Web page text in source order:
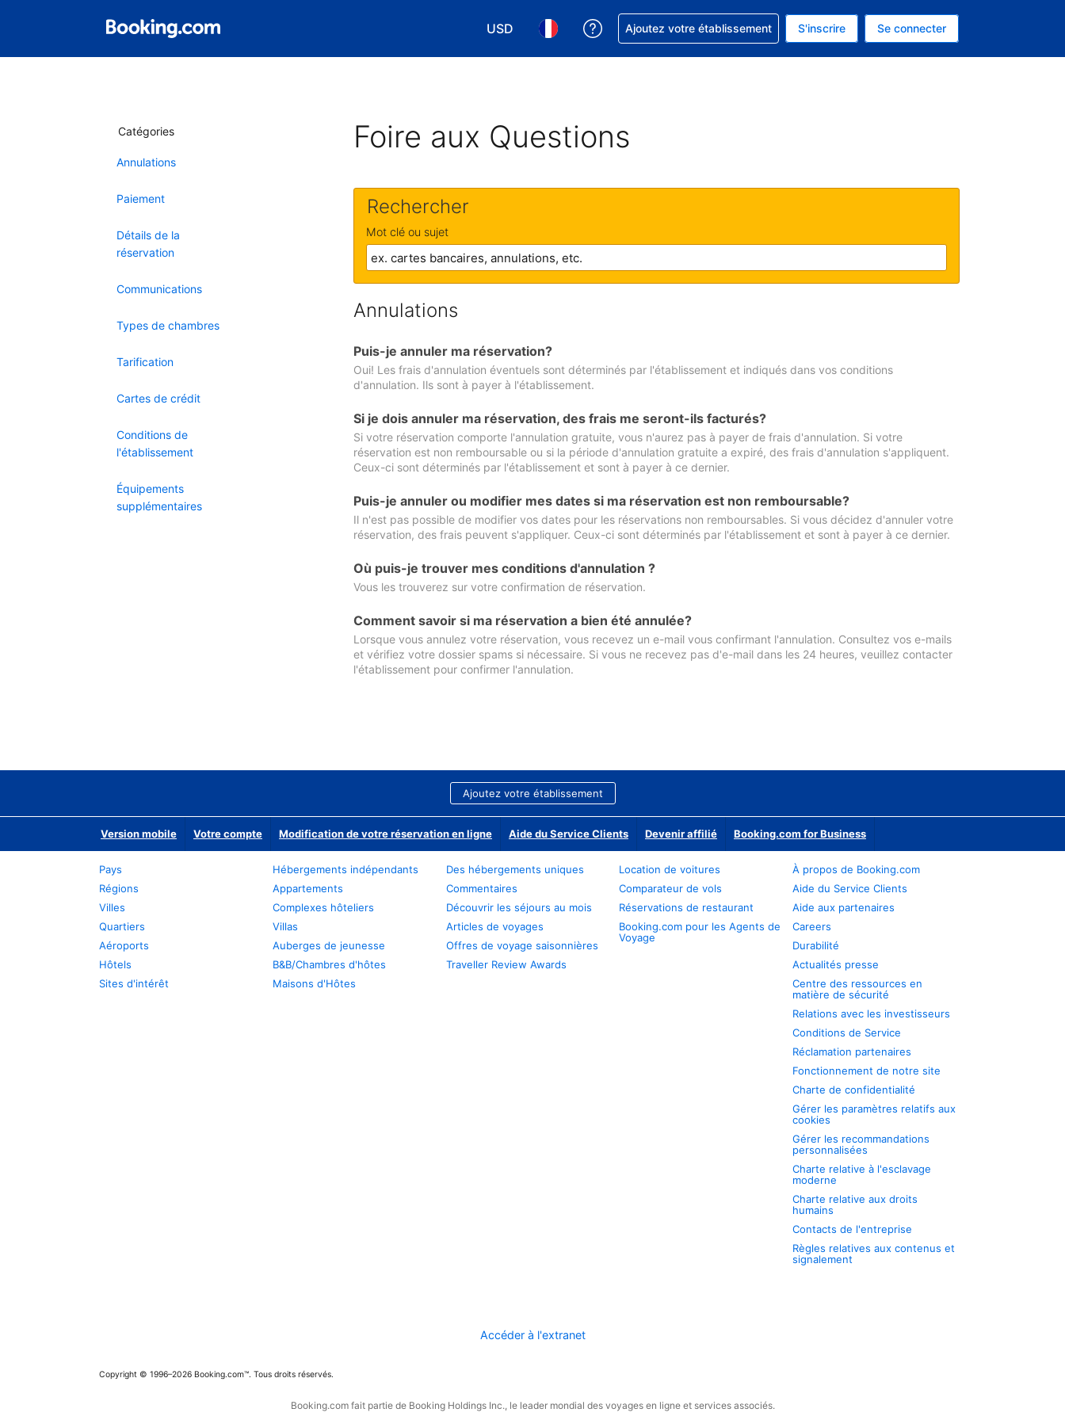
USD
Choisissez votre devise. Votre devise actuelle est celle-ci : Dollar américain.
Choisissez votre langue. Votre langue actuelle est celle-ci : Français.
Obtenez de l'aide concernant votre réservation
Ajoutez votre établissement S'inscrire Se connecter
Catégories
Annulations
Paiement
Détails de la
réservation
Communications
Types de chambres
Tarification
Cartes de crédit
Conditions de
l'établissement
Équipements
supplémentaires
Foire aux Questions
Rechercher
Mot clé ou sujet
Annulations
Puis-je annuler ma réservation?
Oui! Les frais d'annulation éventuels sont déterminés par l'établissement et indiqués dans vos conditions
d'annulation. Ils sont à payer à l'établissement.
Si je dois annuler ma réservation, des frais me seront-ils facturés?
Si votre réservation comporte l'annulation gratuite, vous n'aurez pas à payer de frais d'annulation. Si votre
réservation est non remboursable ou si la période d'annulation gratuite a expiré, des frais d'annulation s'appliquent.
Ceux-ci sont déterminés par l'établissement et sont à payer à ce dernier.
Puis-je annuler ou modifier mes dates si ma réservation est non remboursable?
Il n'est pas possible de modifier vos dates pour les réservations non remboursables. Si vous décidez d'annuler votre
réservation, des frais peuvent s'appliquer. Ceux-ci sont déterminés par l'établissement et sont à payer à ce dernier.
Où puis-je trouver mes conditions d'annulation ?
Vous les trouverez sur votre confirmation de réservation.
Comment savoir si ma réservation a bien été annulée?
Lorsque vous annulez votre réservation, vous recevez un e-mail vous confirmant l'annulation. Consultez vos e-mails
et vérifiez votre dossier spams si nécessaire. Si vous ne recevez pas d'e-mail dans les 24 heures, veuillez contacter
l'établissement pour confirmer l'annulation.
Ajoutez votre établissement
Version mobile Votre compte Modification de votre réservation en ligne Aide du Service Clients Devenir affilié Booking.com for Business
Pays
Régions
Villes
Quartiers
Aéroports
Hôtels
Sites d'intérêt
Hébergements indépendants
Appartements
Complexes hôteliers
Villas
Auberges de jeunesse
B&B/Chambres d'hôtes
Maisons d'Hôtes
Des hébergements uniques
Commentaires
Découvrir les séjours au mois
Articles de voyages
Offres de voyage saisonnières
Traveller Review Awards
Location de voitures
Comparateur de vols
Réservations de restaurant
Booking.com pour les Agents de
Voyage
À propos de Booking.com
Aide du Service Clients
Aide aux partenaires
Careers
Durabilité
Actualités presse
Centre des ressources en
matière de sécurité
Relations avec les investisseurs
Conditions de Service
Réclamation partenaires
Fonctionnement de notre site
Charte de confidentialité
Gérer les paramètres relatifs aux
cookies
Gérer les recommandations
personnalisées
Charte relative à l'esclavage
moderne
Charte relative aux droits
humains
Contacts de l'entreprise
Règles relatives aux contenus et
signalement
Accéder à l'extranet
Copyright © 1996–2026 Booking.com™. Tous droits réservés.
Booking.com fait partie de Booking Holdings Inc., le leader mondial des voyages en ligne et services associés.